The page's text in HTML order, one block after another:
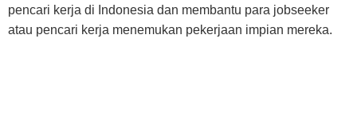
pencari kerja di Indonesia dan membantu para jobseeker
atau pencari kerja menemukan pekerjaan impian mereka.